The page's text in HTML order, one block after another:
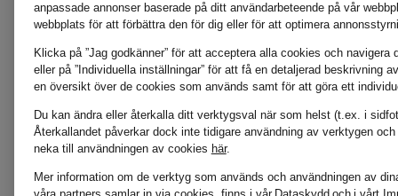
anpassade annonser baserade på ditt användarbeteende på vår
webbplats för att förbättra den för dig eller för att optimera
Klicka på ”Jag godkänner” för att acceptera alla cookies och navigera
eller på ”Individuella inställningar” för att få en detaljerad beskrivning
en översikt över de cookies som används samt för att göra ett
Du kan ändra eller återkalla ditt verktygsval när som helst (t.ex. i
Återkallandet påverkar dock inte tidigare användning av verktygen
neka till användningen av cookies här.
Mer information om de verktyg som används och användningen av